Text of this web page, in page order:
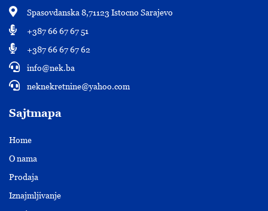
Spasovdanska 8,71123 Istocno Sarajevo
+387 66 67 67 51
+387 66 67 67 62
info@nek.ba
neknekretnine@yahoo.com
Sajtmapa
Home
O nama
Prodaja
Iznajmljivanje